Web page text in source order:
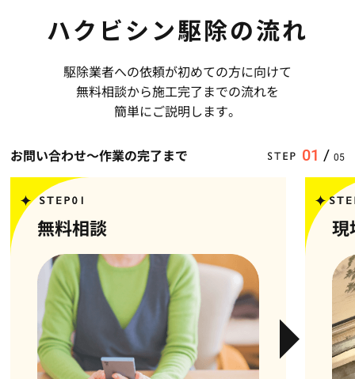
ハクビシン駆除の流れ
駆除業者への依頼が初めての方に向けて
無料相談から施工完了までの流れを
簡単にご説明します。
お問い合わせ〜作業の完了まで 01 / 05
無料相談 現